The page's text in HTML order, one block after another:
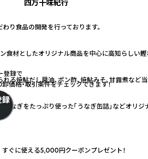
四万十味紀行
り食品の開発を行っております。
食材としたオリジナル商品を中心に高知らしい
る焼鮎だし醤油、ポン酢、焼鮎みそ、甘露煮など
うなぎをたっぷり使った「うなぎ缶詰」などオリ
登録で
価格・取引条件をチェックできます！
すぐに使える5,000円クーポンプレゼント！